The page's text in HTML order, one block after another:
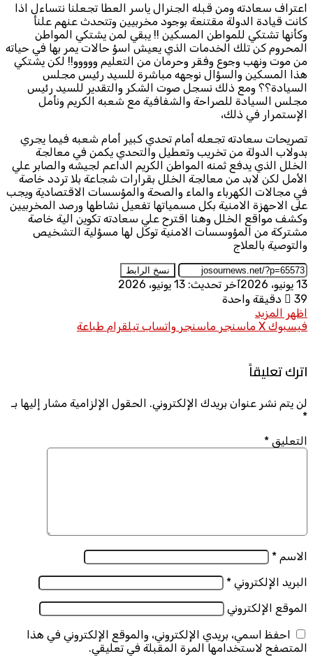
اعتراف سعادته ومن قبله الجنرال ياسر العطا تجعلنا نتساءل اذا
كانت قيادة الدولة مقتنعة بوجود مخربيين وتتحدث عنهم علنأ
وكأنها تشتكي للمواطن المسكين !! يبقي لمن يشتكي المواطن
المحروم كن تلك الخدمات الذي يعيش اسؤ حالات يمر بها في حياته
من موت ونهب وجوع وفقر وحرمان من التعليم ووووو!! لكن يشتكي
هذا المسكين والسؤال نوجهه مباشرة للسيد رئيس مجلس
السيادة؟؟ ومع ذلك نسجل صوت الشكر والتقدير للسيد رئيس
مجلس السيادة للصراحة والشفافية مع شعبه الكريم ونأمل
الإستمرار في ذلك،
تصريحات سعادته تجعله أمام تحدي كبير أمام شعبه فيما يجري
بدولاب الدولة من تخريب وتعطيل والتحدي يكمن في معالجة
الخلل الذي يدفع ثمنه المواطن الكريم الداعم لجيشه والصابر علي
الأمل لكن لابد من معالجة الخلل بقرارات شجاعة بلا تردد خاصة
في مجالات الكهرباء والماء والصحة والمؤسسات الاقتصادية ويجب
على الاحهزة الامنية بكل مسمياتها تفعيل نشاطها ورصد المخربيين
وكشف مواقع الخلل وهنا اقترح علي سعادته تكوين الية خاصة
مشتركة من المؤوسسات الامنية توكل لها مسؤلية التشخيص
والتوصية بالعلاج
نسخ الرابط
13 يونيو، 2026
آخر تحديث: 13 يونيو، 2026
39
دقيقة واحدة
اظهر المزيد
فيسبوك X ماسنجر ماسنجر واتساب تيلقرام طباعة
اترك تعليقاً
لن يتم نشر عنوان بريدك الإلكتروني.
الحقول الإلزامية مشار إليها بـ
*
التعليق *
الاسم *
البريد الإلكتروني *
الموقع الإلكتروني
احفظ اسمي، بريدي الإلكتروني، والموقع الإلكتروني في هذا
المتصفح لاستخدامها المرة المقبلة في تعليقي.